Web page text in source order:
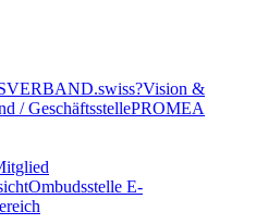
Vision &
/ GeschäftsstellePROMEA
Ombudsstelle E-